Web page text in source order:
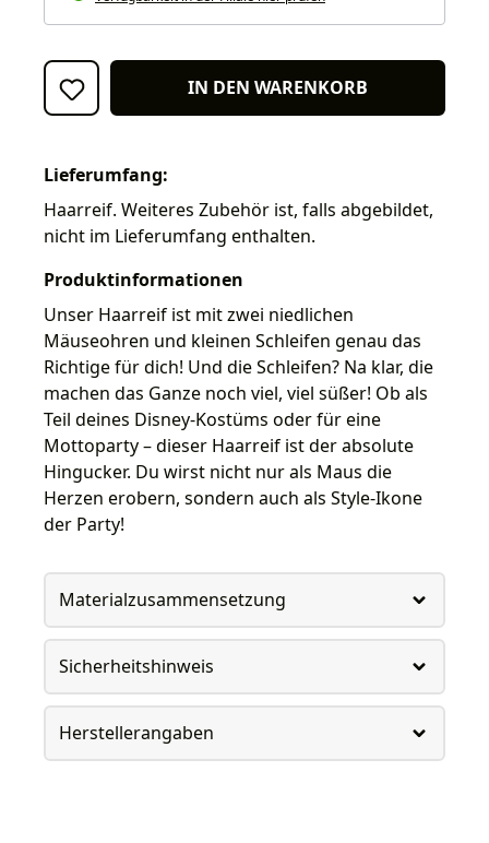
IN DEN WARENKORB
Lieferumfang:
Haarreif. Weiteres Zubehör ist, falls abgebildet,
nicht im Lieferumfang enthalten.
Produktinformationen
Unser Haarreif ist mit zwei niedlichen
Mäuseohren und kleinen Schleifen genau das
Richtige für dich! Und die Schleifen? Na klar, die
machen das Ganze noch viel, viel süßer! Ob als
Teil deines Disney-Kostüms oder für eine
Mottoparty – dieser Haarreif ist der absolute
Hingucker. Du wirst nicht nur als Maus die
Herzen erobern, sondern auch als Style-Ikone
der Party!
Materialzusammensetzung
Sicherheitshinweis
Herstellerangaben